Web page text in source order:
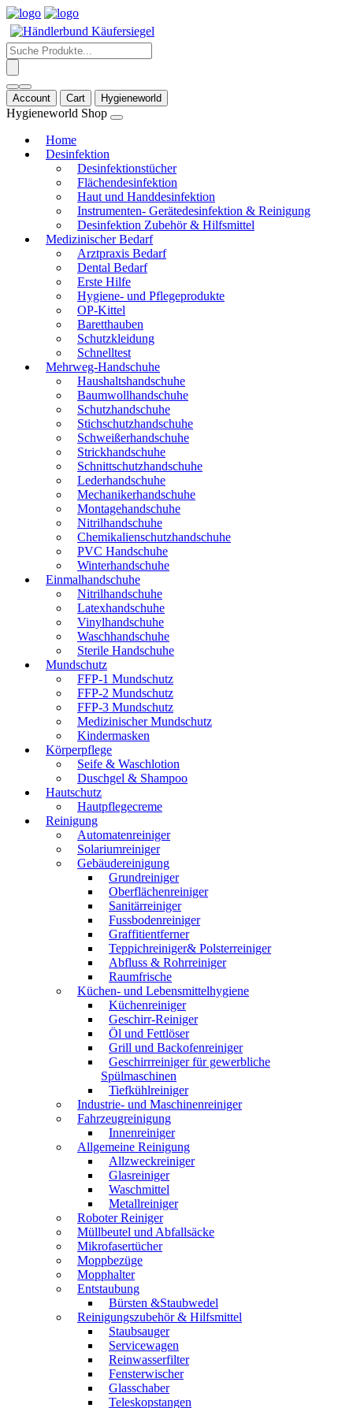
Products
search
Account Cart Hygieneworld
Hygieneworld Shop
Home
Desinfektion
Desinfektionstücher
Flächendesinfektion
Haut und Handdesinfektion
Instrumenten- Gerätedesinfektion & Reinigung
Desinfektion Zubehör & Hilfsmittel
Medizinischer Bedarf
Arztpraxis Bedarf
Dental Bedarf
Erste Hilfe
Hygiene- und Pflegeprodukte
OP-Kittel
Baretthauben
Schutzkleidung
Schnelltest
Mehrweg-Handschuhe
Haushaltshandschuhe
Baumwollhandschuhe
Schutzhandschuhe
Stichschutzhandschuhe
Schweißerhandschuhe
Strickhandschuhe
Schnittschutzhandschuhe
Lederhandschuhe
Mechanikerhandschuhe
Montagehandschuhe
Nitrilhandschuhe
Chemikalienschutzhandschuhe
PVC Handschuhe
Winterhandschuhe
Einmalhandschuhe
Nitrilhandschuhe
Latexhandschuhe
Vinylhandschuhe
Waschhandschuhe
Sterile Handschuhe
Mundschutz
FFP-1 Mundschutz
FFP-2 Mundschutz
FFP-3 Mundschutz
Medizinischer Mundschutz
Kindermasken
Körperpflege
Seife & Waschlotion
Duschgel & Shampoo
Hautschutz
Hautpflegecreme
Reinigung
Automatenreiniger
Solariumreiniger
Gebäudereinigung
Grundreiniger
Oberflächenreiniger
Sanitärreiniger
Fussbodenreiniger
Graffitientferner
Teppichreiniger& Polsterreiniger
Abfluss & Rohrreiniger
Raumfrische
Küchen- und Lebensmittelhygiene
Küchenreiniger
Geschirr-Reiniger
Öl und Fettlöser
Grill und Backofenreiniger
Geschirrreiniger für gewerbliche
Spülmaschinen
Tiefkühlreiniger
Industrie- und Maschinenreiniger
Fahrzeugreinigung
Innenreiniger
Allgemeine Reinigung
Allzweckreiniger
Glasreiniger
Waschmittel
Metallreiniger
Roboter Reiniger
Müllbeutel und Abfallsäcke
Mikrofasertücher
Moppbezüge
Mopphalter
Entstaubung
Bürsten &Staubwedel
Reinigungszubehör & Hilfsmittel
Staubsauger
Servicewagen
Reinwasserfilter
Fensterwischer
Glasschaber
Teleskopstangen